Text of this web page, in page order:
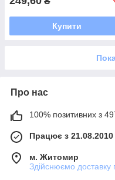
Купити
Про нас
100% позитивних з 497
Працює з 21.08.2010
м. Житомир
Здійснюємо доставку